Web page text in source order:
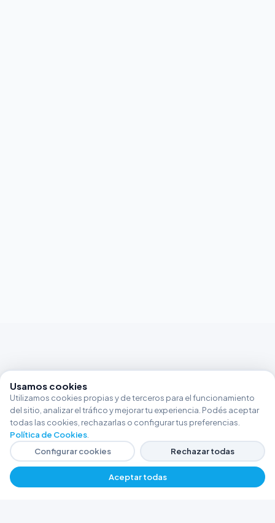
Usamos cookies
Utilizamos cookies propias y de terceros para el funcionamiento
del sitio, analizar el tráfico y mejorar tu experiencia. Podés aceptar
todas las cookies, rechazarlas o configurar tus preferencias.
Política de Cookies
Configurar cookies
Rechazar todas
Aceptar todas